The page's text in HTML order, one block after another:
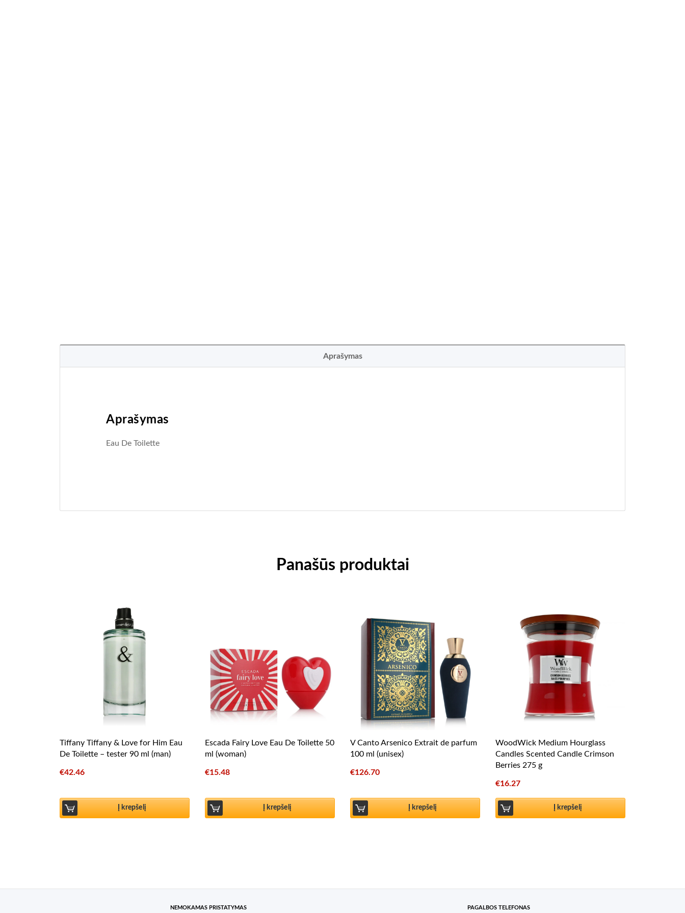
Aprašymas
Aprašymas
Eau De Toilette
Panašūs produktai
Tiffany Tiffany & Love for Him Eau
De Toilette – tester 90 ml (man)
€42.46
Į krepšelį
Escada Fairy Love Eau De Toilette 50
ml (woman)
€15.48
Į krepšelį
V Canto Arsenico Extrait de parfum
100 ml (unisex)
€126.70
Į krepšelį
WoodWick Medium Hourglass
Candles Scented Candle Crimson
Berries 275 g
€16.27
Į krepšelį
NEMOKAMAS PRISTATYMAS PAGALBOS TELEFONAS